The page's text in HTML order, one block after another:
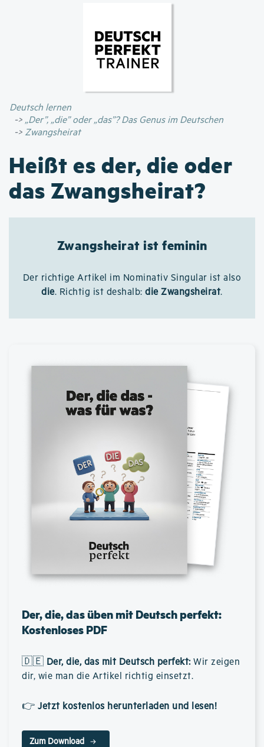
Inhalt
Deutsch lernen
„Der”, „die” oder „das”? Das Genus im Deutschen
Zwangsheirat
Heißt es der, die oder
das Zwangsheirat?
Zwangsheirat ist feminin
Der richtige Artikel im Nominativ Singular ist also
die. Richtig ist deshalb:die Zwangsheirat.
Der, die, das üben mit Deutsch perfekt:
Kostenloses PDF
🇩🇪 Der, die, das mit Deutsch perfekt: Wir zeigen
dir, wie man die Artikel richtig einsetzt.
👉 Jetzt kostenlos herunterladen und lesen!
Zum Download